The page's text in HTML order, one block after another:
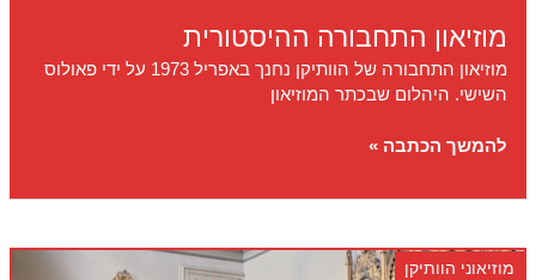
מוזיאון התחבורה ההיסטורית
מוזיאון התחבורה של הוותיקן נחנך באפריל 1973 על ידי פאולוס
השישי. היהלום שבכתר המוזיאון
מוזיאון
ההיסטורית
להמשך הכתבה »
מוזיאוני הוותיקן